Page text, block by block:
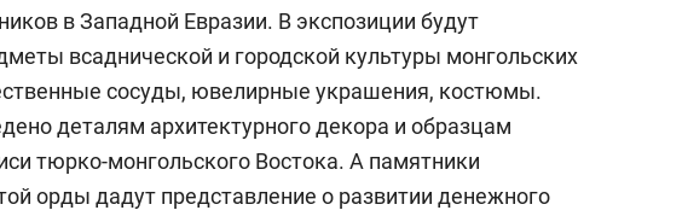
в Западной Евразии. В экспозиции будут
всаднической и городской культуры монгольских
сосуды, ювелирные украшения, костюмы.
деталям архитектурного декора и образцам
тюрко-монгольского Востока. А памятники
орды дадут представление о развитии денежного